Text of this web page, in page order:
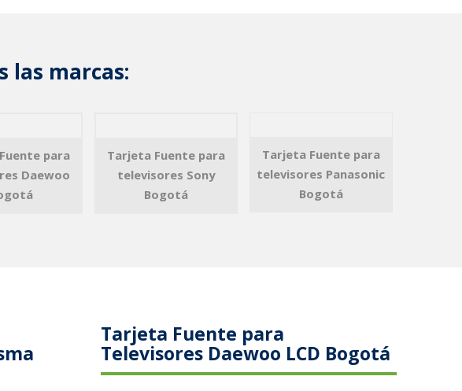
las marcas:
para
Daewoo
Tarjeta Fuente para
televisores Sony
Bogotá
Tarjeta Fuente para
televisores Panasonic
Bogotá
Tarjeta Fuente para
Televisores Daewoo LCD Bogotá